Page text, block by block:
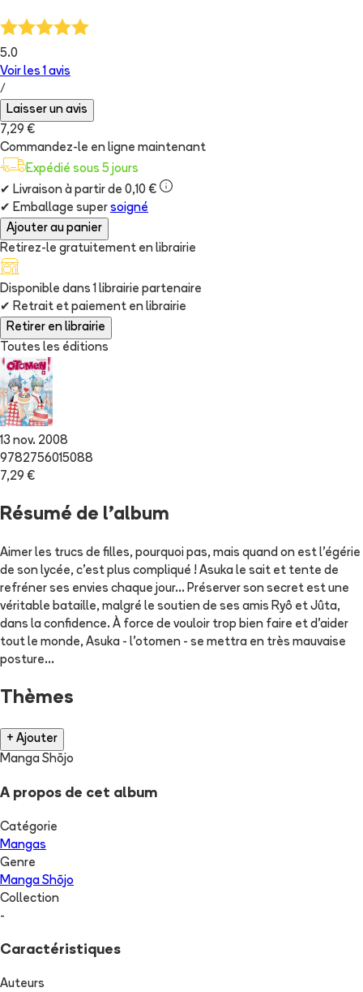
5.0
Voir les 1 avis
/
Laisser un avis
7,29 €
Commandez-le en ligne maintenant
Expédié sous 5 jours
✔ Livraison à partir de 0,10 €
✔ Emballage super soigné
Ajouter au panier
Retirez-le gratuitement en librairie
Disponible dans 1 librairie partenaire
✔ Retrait et paiement en librairie
Retirer en librairie
Toutes les éditions
13 nov. 2008
9782756015088
7,29 €
Résumé de l'album
Aimer les trucs de filles, pourquoi pas, mais quand on est l'égérie
de son lycée, c'est plus compliqué ! Asuka le sait et tente de
refréner ses envies chaque jour... Préserver son secret est une
véritable bataille, malgré le soutien de ses amis Ryô et Jûta,
dans la confidence. À force de vouloir trop bien faire et d'aider
tout le monde, Asuka - l'otomen - se mettra en très mauvaise
posture...
Thèmes
+ Ajouter
Manga Shōjo
A propos de cet album
Catégorie
Mangas
Genre
Manga Shōjo
Collection
-
Caractéristiques
Auteurs